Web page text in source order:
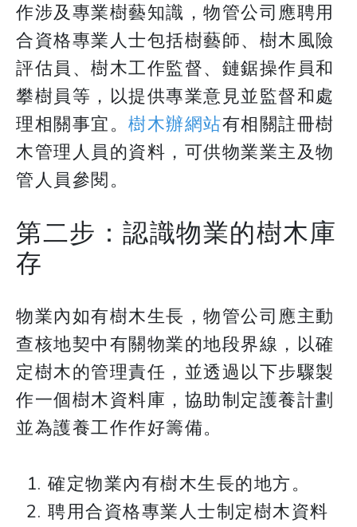
作涉及專業樹藝知識，物管公司應聘用
合資格專業人士包括樹藝師、樹木風險
評估員、樹木工作監督、鏈鋸操作員和
攀樹員等，以提供專業意見並監督和處
理相關事宜。 樹木辦網站有相關註冊樹
木管理人員的資料，可供物業業主及物
管人員參閱。
第二步：認識物業的樹木庫
存
物業內如有樹木生長，物管公司應主動
查核地契中有關物業的地段界線，以確
定樹木的管理責任，並透過以下步驟製
作一個樹木資料庫，協助制定護養計劃
並為護養工作作好籌備。
確定物業內有樹木生長的地方。
聘用合資格專業人士制定樹木資料